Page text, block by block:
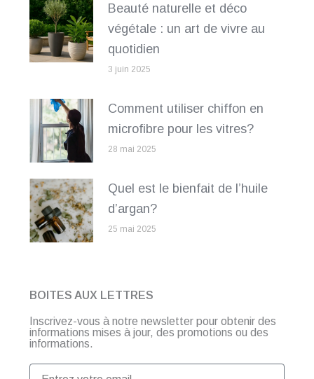
Beauté naturelle et déco
végétale : un art de vivre au
quotidien
3 juin 2025
Comment utiliser chiffon en
microfibre pour les vitres?
28 mai 2025
Quel est le bienfait de l’huile
d’argan?
25 mai 2025
BOITES AUX LETTRES
Inscrivez-vous à notre newsletter pour obtenir des
informations mises à jour, des promotions ou des
informations.
Entrez